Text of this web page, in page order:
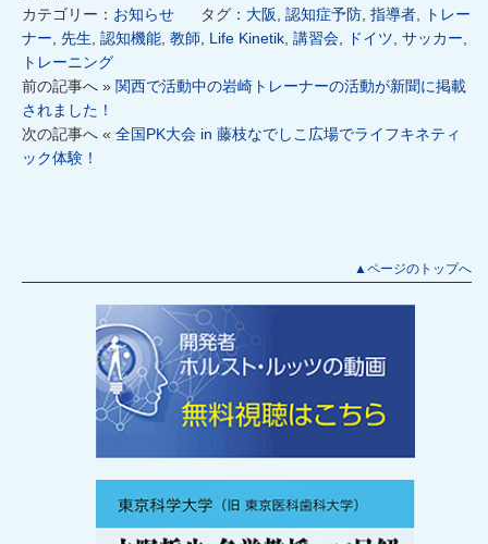
カテゴリー： お知らせ タグ： 大阪 認知症予防 指導者
トレー
ナー 先生 認知機能 教師 Life Kinetik 講習会 ドイツ サッカー
トレーニング
前の記事へ » 関西で活動中の岩崎トレーナーの活動が新聞に掲載
されました！
次の記事へ « 全国PK大会 in 藤枝なでしこ広場でライフキネティ
ック体験！
▲ページのトップへ